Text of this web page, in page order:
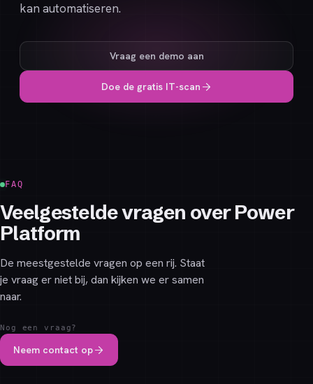
kan automatiseren.
Doe de gratis IT-scan
Vraag een demo aan
FAQ
Veelgestelde vragen over Power
Platform
De meestgestelde vragen op een rij. Staat
je vraag er niet bij, dan kijken we er samen
naar.
Nog een vraag?
Neem contact op